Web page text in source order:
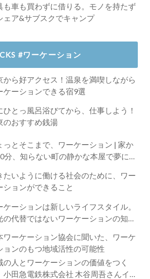
も車も買わずに借りる。モノを持たず
ェア&サブスクでキャンプ
#ワーケーション
から好アクセス！温泉を満喫しながら
ケーションできる宿9選
ひとっ風呂浴びてから、仕事しよう！
のおすすめ銭湯
っとそこまで、ワーケーション | 家か
分、知らない町の静かな本屋で夢に近
たいように働ける社会のために、ワー
ションができること
ケーションは新しいライフスタイル。
の代替ではないワーケーションの知ら
ワーケーション協会に聞いた、ワーケ
ョンのもつ地域活性の可能性
の人とワーケーションの価値をつく
小田急電鉄株式会社 木谷周吾さんイン